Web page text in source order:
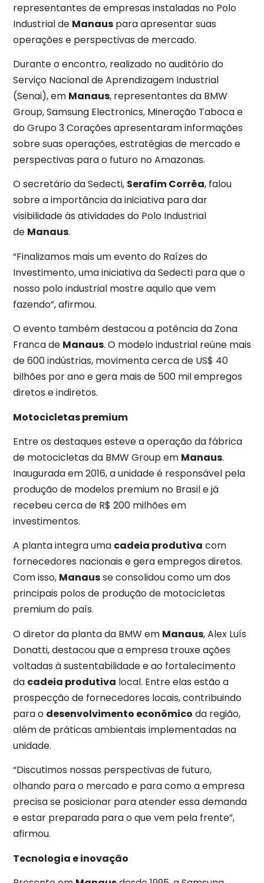
representantes de empresas instaladas no Polo
Industrial de Manaus para apresentar suas
operações e perspectivas de mercado.
Durante o encontro, realizado no auditório do
Serviço Nacional de Aprendizagem Industrial
(Senai), em Manaus, representantes da BMW
Group, Samsung Electronics, Mineração Taboca e
do Grupo 3 Corações apresentaram informações
sobre suas operações, estratégias de mercado e
perspectivas para o futuro no Amazonas.
O secretário da Sedecti, Serafim Corrêa, falou
sobre a importância da iniciativa para dar
visibilidade às atividades do Polo Industrial
de Manaus.
“Finalizamos mais um evento do Raízes do
Investimento, uma iniciativa da Sedecti para que o
nosso polo industrial mostre aquilo que vem
fazendo”, afirmou.
O evento também destacou a potência da Zona
Franca de Manaus. O modelo industrial reúne mais
de 600 indústrias, movimenta cerca de US$ 40
bilhões por ano e gera mais de 500 mil empregos
diretos e indiretos.
Motocicletas premium
Entre os destaques esteve a operação da fábrica
de motocicletas da BMW Group em Manaus.
Inaugurada em 2016, a unidade é responsável pela
produção de modelos premium no Brasil e já
recebeu cerca de R$ 200 milhões em
investimentos.
A planta integra uma cadeia produtiva com
fornecedores nacionais e gera empregos diretos.
Com isso, Manausse consolidou como um dos
principais polos de produção de motocicletas
premium do país.
O diretor da planta da BMW em Manaus, Alex Luís
Donatti, destacou que a empresa trouxe ações
voltadas à sustentabilidade e ao fortalecimento
da cadeia produtiva local. Entre elas estão a
prospecção de fornecedores locais, contribuindo
para o desenvolvimento econômico da região,
além de práticas ambientais implementadas na
unidade.
“Discutimos nossas perspectivas de futuro,
olhando para o mercado e para como a empresa
precisa se posicionar para atender essa demanda
e estar preparada para o que vem pela frente”,
afirmou.
Tecnologia e inovação